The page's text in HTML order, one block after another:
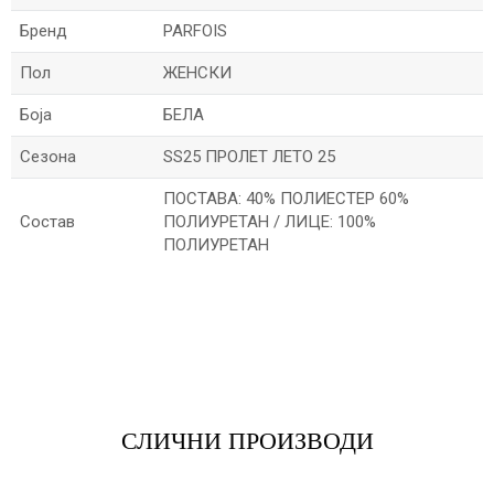
Бренд PARFOIS
Пол ЖЕНСКИ
Боја БЕЛА
Сезона SS25 ПРОЛЕТ ЛЕТО 25
Состав
ПОСТАВА: 40% ПОЛИЕСТЕР 60%
ПОЛИУРЕТАН / ЛИЦЕ: 100%
ПОЛИУРЕТАН
СЛИЧНИ ПРОИЗВОДИ